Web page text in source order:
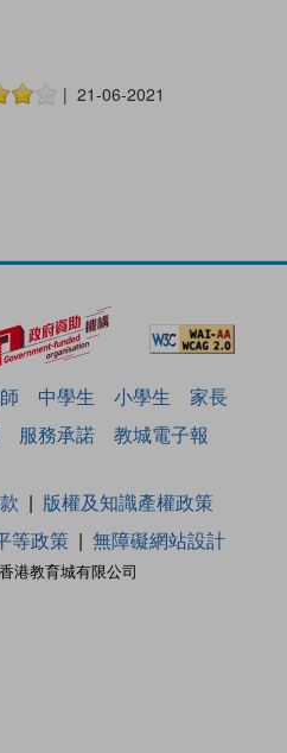
| 21-06-2021
中學生 小學生
家長
服務承諾 教城電子報
港教育城有限公司
版權及知識產權政策
等政策 無障礙網站設計